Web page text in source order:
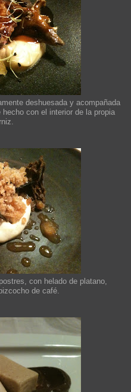
deshuesada y acompañada
con el interior de la propia
con helado de platano,
de café.